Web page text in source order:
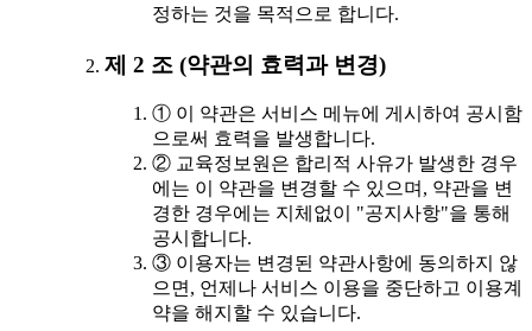
정하는 것을 목적으로 합니다.
제 2 조 (약관의 효력과 변경)
① 이 약관은 서비스 메뉴에 게시하여 공시함
으로써 효력을 발생합니다.
② 교육정보원은 합리적 사유가 발생한 경우
에는 이 약관을 변경할 수 있으며, 약관을 변
경한 경우에는 지체없이 "공지사항"을 통해
공시합니다.
③ 이용자는 변경된 약관사항에 동의하지 않
으면, 언제나 서비스 이용을 중단하고 이용계
약을 해지할 수 있습니다.